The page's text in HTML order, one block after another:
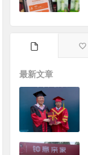
最新文章